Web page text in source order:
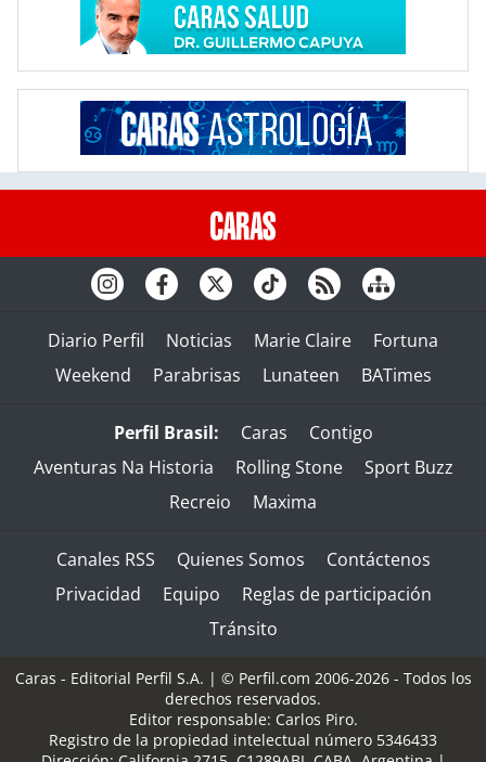
Diario Perfil Noticias Marie Claire
Fortuna
Weekend
Parabrisas Lunateen BATimes
Perfil Brasil: Caras
Contigo
Aventuras Na Historia
Rolling Stone
Sport Buzz
Recreio
Maxima
Canales RSS Quienes Somos
Contáctenos
Privacidad
Equipo
Reglas de participación
Tránsito
Caras - Editorial Perfil S.A. | © Perfil.com 2006-2026 - Todos los
derechos reservados.
Editor responsable: Carlos Piro.
Registro de la propiedad intelectual número 5346433